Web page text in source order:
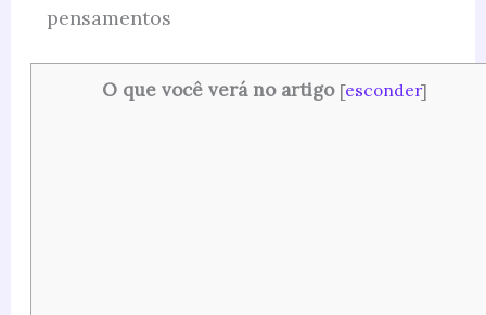
pensamentos
O que você verá no artigo [esconder]